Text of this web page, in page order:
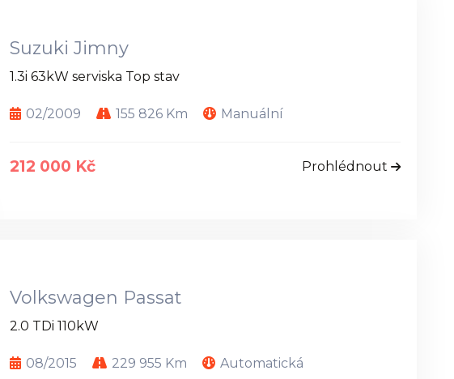
Suzuki Jimny
1.3i 63kW serviska Top stav
02/2009 155 826 Km Manuální
212 000 Kč Prohlédnout
Volkswagen Passat
2.0 TDi 110kW
08/2015 229 955 Km Automatická